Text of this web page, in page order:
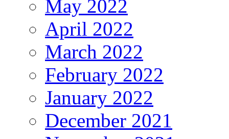
May 2022
April 2022
March 2022
February 2022
January 2022
December 2021